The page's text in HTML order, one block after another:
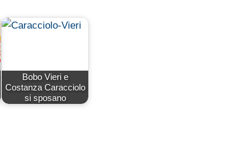
Bobo Vieri e
Costanza Caracciolo
si sposano